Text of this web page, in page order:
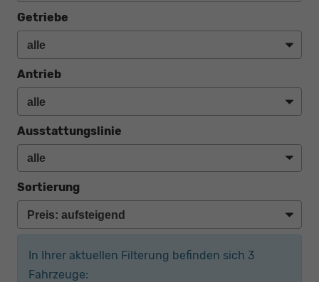
Getriebe
Antrieb
Ausstattungslinie
Sortierung
In Ihrer aktuellen Filterung befinden sich 3
Fahrzeuge: